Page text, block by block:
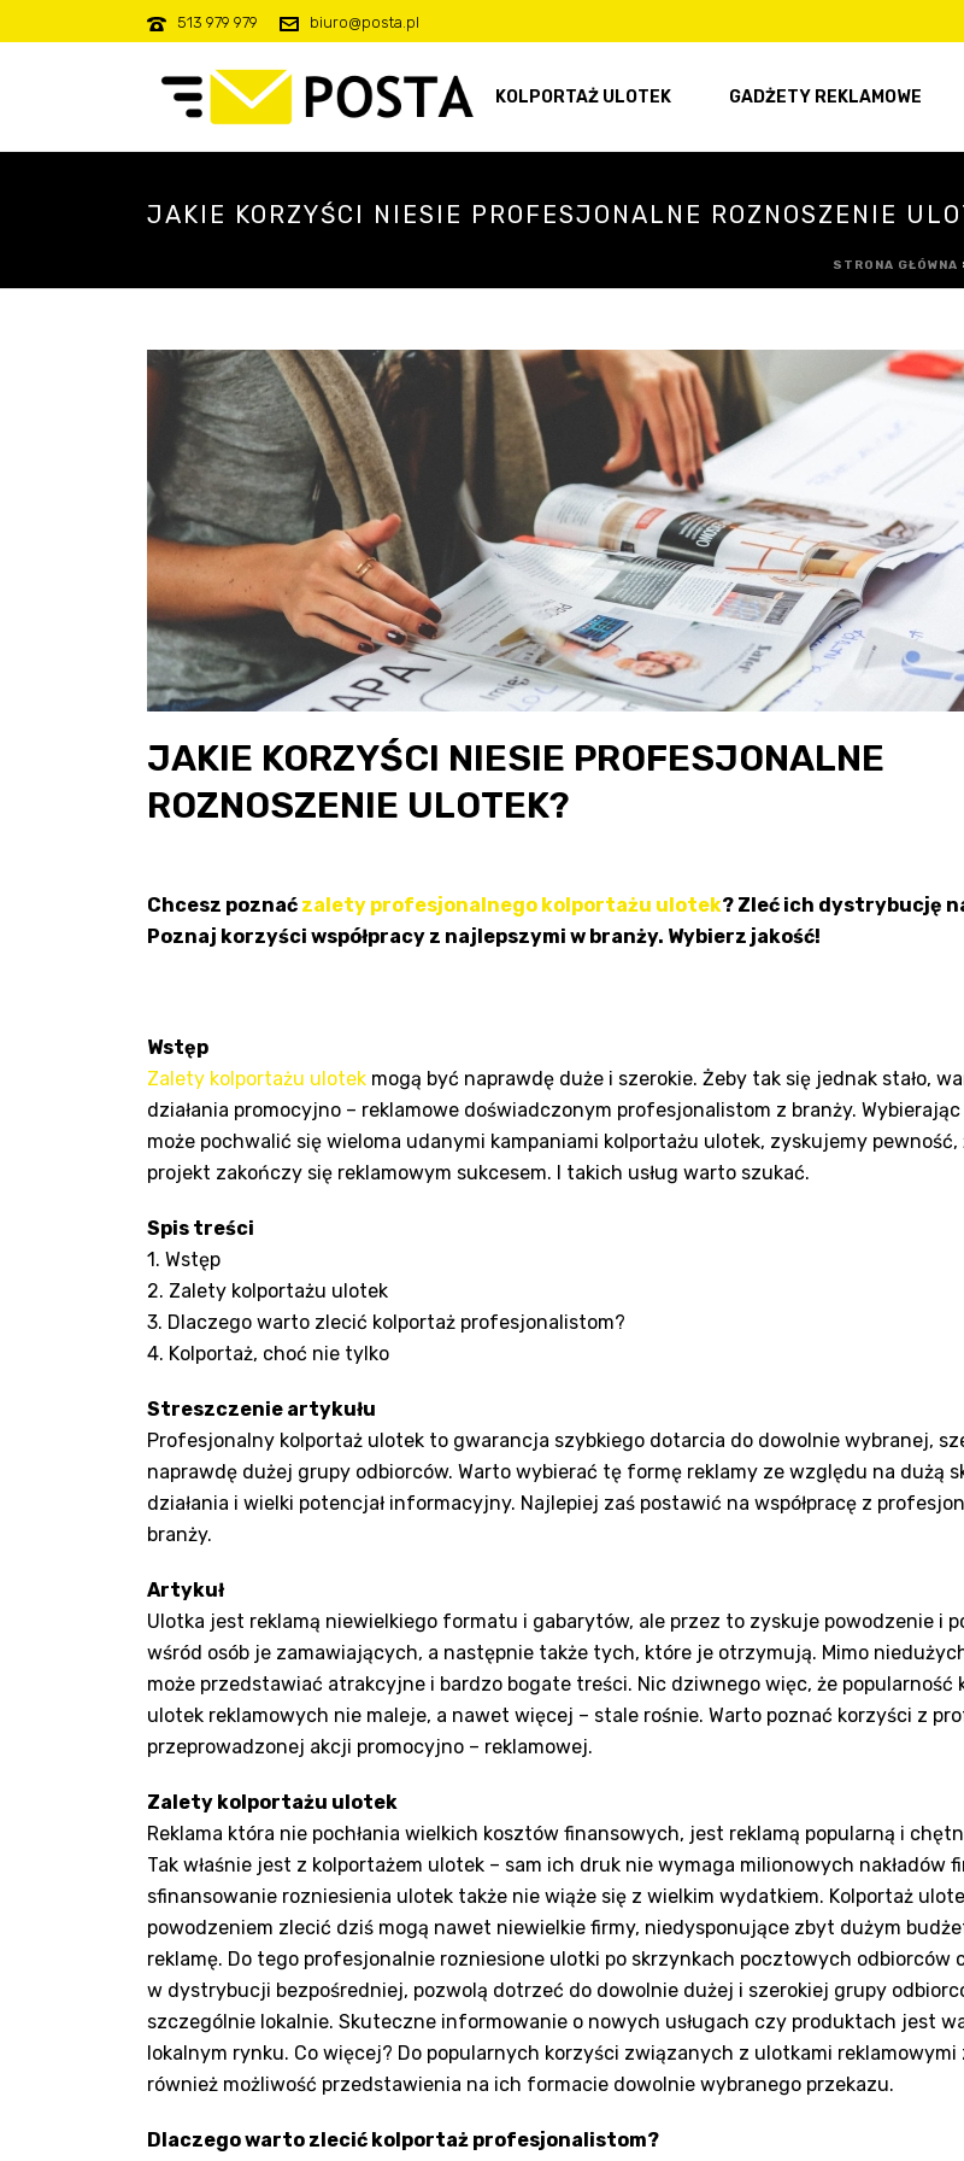
513 979 979 biuro@posta.pl
KOLPORTAŻ ULOTEK GADŻETY REKLAMOWE
JAKIE KORZYŚCI NIESIE PROFESJONALNE ROZNOSZENIE
STRONA GŁÓWNA
JAKIE KORZYŚCI NIESIE PROFESJONALNE
ROZNOSZENIE ULOTEK?
Chcesz poznać zalety profesjonalnego kolportażu ulotek? Zleć ich dystrybucję
Poznaj korzyści współpracy z najlepszymi w branży. Wybierz jakość!
Wstęp
Zalety kolportażu ulotek mogą być naprawdę duże i szerokie. Żeby tak się jednak stało,
działania promocyjno – reklamowe doświadczonym profesjonalistom z branży.
może pochwalić się wieloma udanymi kampaniami kolportażu ulotek, zyskujemy pewność,
projekt zakończy się reklamowym sukcesem. I takich usług warto szukać.
Spis treści
1. Wstęp
2. Zalety kolportażu ulotek
3. Dlaczego warto zlecić kolportaż profesjonalistom?
4. Kolportaż, choć nie tylko
Streszczenie artykułu
Profesjonalny kolportaż ulotek to gwarancja szybkiego dotarcia do dowolnie wybranej,
naprawdę dużej grupy odbiorców. Warto wybierać tę formę reklamy ze względu na dużą
działania i wielki potencjał informacyjny. Najlepiej zaś postawić na współpracę z
branży.
Artykuł
Ulotka jest reklamą niewielkiego formatu i gabarytów, ale przez to zyskuje powodzenie i
wśród osób je zamawiających, a następnie także tych, które je otrzymują. Mimo
może przedstawiać atrakcyjne i bardzo bogate treści. Nic dziwnego więc, że popularność
ulotek reklamowych nie maleje, a nawet więcej – stale rośnie. Warto poznać korzyści z
przeprowadzonej akcji promocyjno – reklamowej.
Zalety kolportażu ulotek
Reklama która nie pochłania wielkich kosztów finansowych, jest reklamą popularną i
Tak właśnie jest z kolportażem ulotek – sam ich druk nie wymaga milionowych nakładów
sfinansowanie rozniesienia ulotek także nie wiąże się z wielkim wydatkiem. Kolportaż
powodzeniem zlecić dziś mogą nawet niewielkie firmy, niedysponujące zbyt dużym
reklamę. Do tego profesjonalnie rozniesione ulotki po skrzynkach pocztowych odbiorców
w dystrybucji bezpośredniej, pozwolą dotrzeć do dowolnie dużej i szerokiej grupy
szczególnie lokalnie. Skuteczne informowanie o nowych usługach czy produktach jest
lokalnym rynku. Co więcej? Do popularnych korzyści związanych z ulotkami
również możliwość przedstawienia na ich formacie dowolnie wybranego przekazu.
Dlaczego warto zlecić kolportaż profesjonalistom?